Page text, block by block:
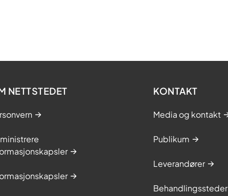
NETTSTEDET KONTAKT
Media og kontakt
Publikum
Leverandører
Behandlingssteder